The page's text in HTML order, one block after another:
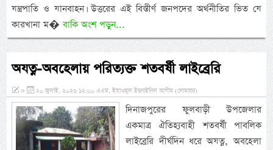
যন্ত্রপাতি ও যানবাহন। উত্তরের এই বিস্তীর্ণ জনপদের অর্থনীতির ভিত যে
কারখানা ম�বাকি অংশ পড়ুন...
অযত্ন-অবহেলায় পরিত্যক্ত শতবর্ষী লাইব্রেরি
» ২০ জুলাই, ২০২৬ ১২:০০ এএম, ইয়াওমুল ইছনাইনিল আযীম (সোমবার)
দিনাজপুরের ফুলবাড়ী উপজেলার
একমাত্র ঐতিহ্যবাহী শতবর্ষী পাবলিক
লাইব্রেরি দীর্ঘদিন ধরে অযত্ন, অবহেলা